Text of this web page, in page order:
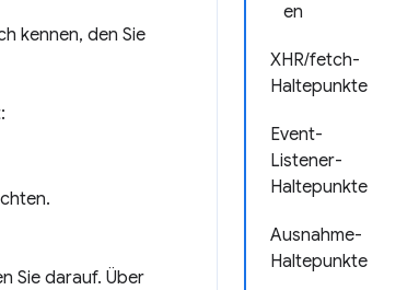
en
XHR/fetch-
Haltepunkte
Event-
Listener-
Haltepunkte
Ausnahme-
Haltepunkte
kennen, den Sie
Sie darauf. Über